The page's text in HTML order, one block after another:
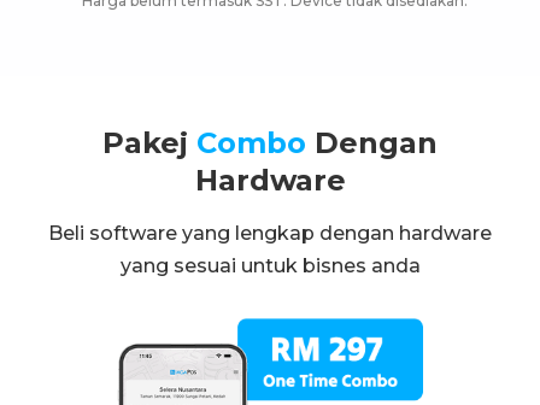
Pakej Combo Dengan
Hardware
Beli software yang lengkap dengan hardware
yang sesuai untuk bisnes anda